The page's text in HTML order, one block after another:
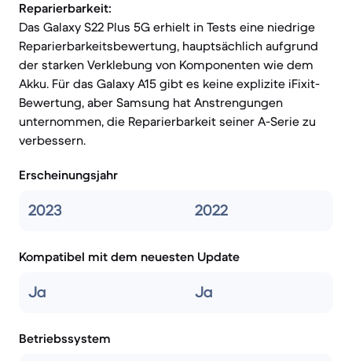
Reparierbarkeit:
Das Galaxy S22 Plus 5G erhielt in Tests eine niedrige
Reparierbarkeitsbewertung, hauptsächlich aufgrund
der starken Verklebung von Komponenten wie dem
Akku. Für das Galaxy A15 gibt es keine explizite iFixit-
Bewertung, aber Samsung hat Anstrengungen
unternommen, die Reparierbarkeit seiner A-Serie zu
verbessern.
Erscheinungsjahr
2023 2022
Kompatibel mit dem neuesten Update
Ja Ja
Betriebssystem